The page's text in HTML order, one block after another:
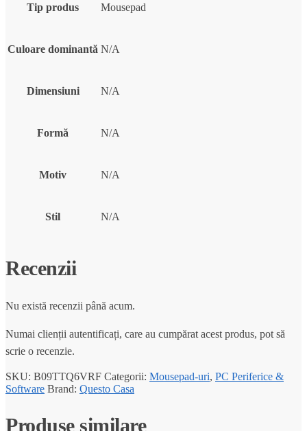
Tip produs Mousepad
Culoare dominantă N/A
Dimensiuni N/A
Formă N/A
Motiv N/A
Stil N/A
Recenzii
Nu există recenzii până acum.
Numai clienții autentificați, care au cumpărat acest produs, pot să
scrie o recenzie.
SKU: B09TTQ6VRF Categorii: Mousepad-uri, PC Periferice &
Software Brand: Questo Casa
Produse similare